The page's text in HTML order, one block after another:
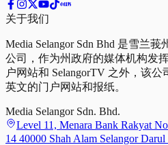
关于我们
Media Selangor Sdn Bhd 是雪兰
公司，作为州政府的媒体机构发
户网站和 SelangorTV 之外，该
英文的门户网站和报纸。
Media Selangor Sdn. Bhd.
Level 11, Menara Bank Rakyat
14 40000 Shah Alam Selangor Darul